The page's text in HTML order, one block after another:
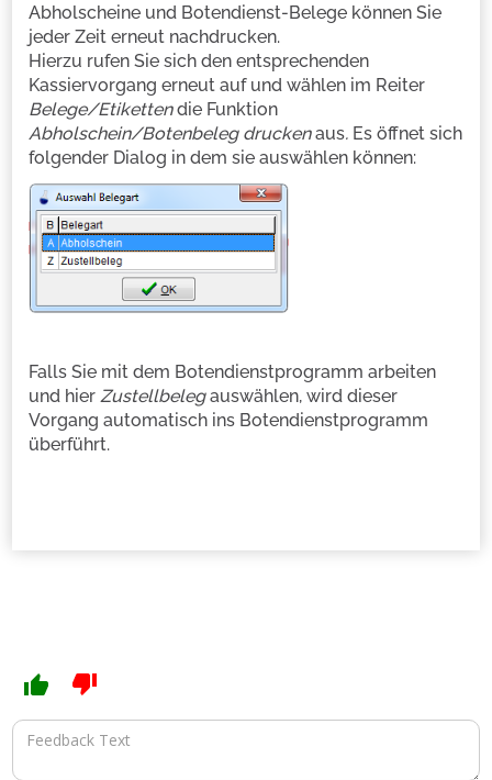
Abholscheine und Botendienst-Belege können Sie
jeder Zeit erneut nachdrucken.
Hierzu rufen Sie sich den entsprechenden
Kassiervorgang erneut auf und wählen im Reiter
Belege/Etikettendie Funktion
Abholschein/Botenbeleg druckenaus. Es öffnet sich
folgender Dialog in dem sie auswählen können:
Falls Sie mit dem Botendienstprogramm arbeiten
und hier Zustellbelegauswählen, wird dieser
Vorgang automatisch ins Botendienstprogramm
überführt.